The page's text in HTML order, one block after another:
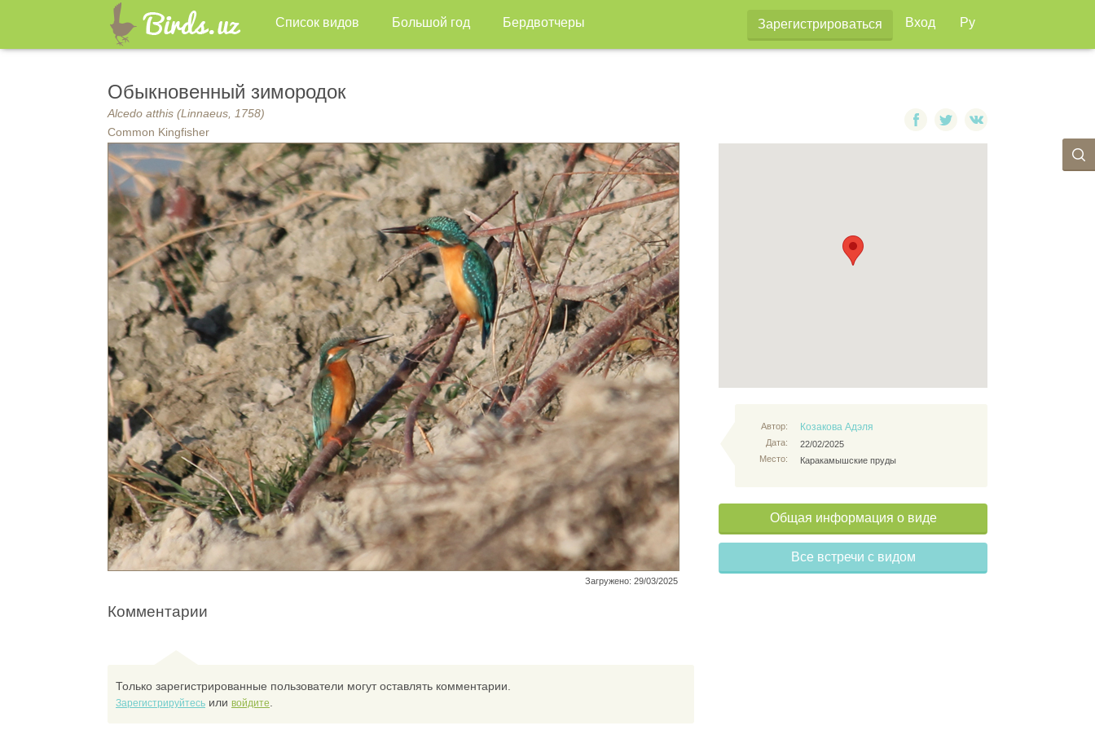
Список видов Большой год Бердвотчеры Зарегистрироваться Вход Ру
Обыкновенный зимородок
Alcedo atthis (Linnaeus, 1758)
Common Kingfisher
Загружено: 29/03/2025
Автор:
Дата:
Место:
Козакова Адэля
22/02/2025
Каракамышские пруды
Общая информация о виде
Все встречи с видом
Комментарии
Только зарегистрированные пользователи могут оставлять комментарии.
Зарегистрируйтесь или войдите